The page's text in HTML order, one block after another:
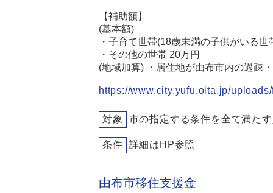
【補助額】
(基本額)
・子育て世帯(18歳未満の子供がいる世
・その他の世帯 20万円
(地域加算) ・居住地が由布市内の過疎
https://www.city.yufu.oita.jp/
対象 市の指定する条件を全て満た
条件 詳細はHP参照
由布市移住支援金